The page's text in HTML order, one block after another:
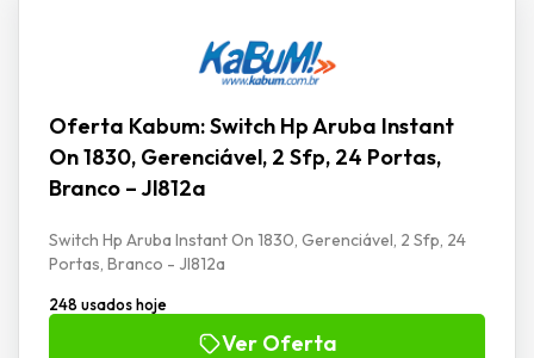
Oferta Kabum: Switch Hp Aruba Instant
On 1830, Gerenciável, 2 Sfp, 24 Portas,
Branco – Jl812a
Switch Hp Aruba Instant On 1830, Gerenciável, 2 Sfp, 24
Portas, Branco - Jl812a
248 usados hoje
Ver Oferta